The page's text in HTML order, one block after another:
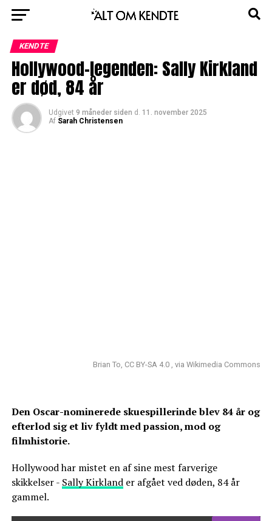
KENDTE
Hollywood-legenden: Sally Kirkland
er død, 84 år
Udgivet 9 måneder siden d. 11. november 2025
Af Sarah Christensen
Brian To, CC BY-SA 4.0 , via Wikimedia Commons
Den Oscar-nominerede skuespillerinde blev 84 år og
efterlod sig et liv fyldt med passion, mod og
filmhistorie.
Hollywood har mistet en af sine mest farverige
skikkelser - Sally Kirklander afgået ved døden, 84 år
gammel.